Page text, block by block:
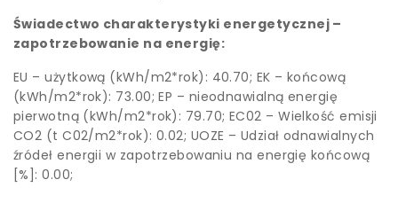
Świadectwo charakterystyki energetycznej –
zapotrzebowanie na energię:
EU – użytkową (kWh/m2*rok): 40.70; EK – końcową
(kWh/m2*rok): 73.00; EP – nieodnawialną energię
pierwotną (kWh/m2*rok): 79.70; EC02 – Wielkość emisji
CO2 (t C02/m2*rok): 0.02; UOZE – Udział odnawialnych
źródeł energii w zapotrzebowaniu na energię końcową
[%]: 0.00;